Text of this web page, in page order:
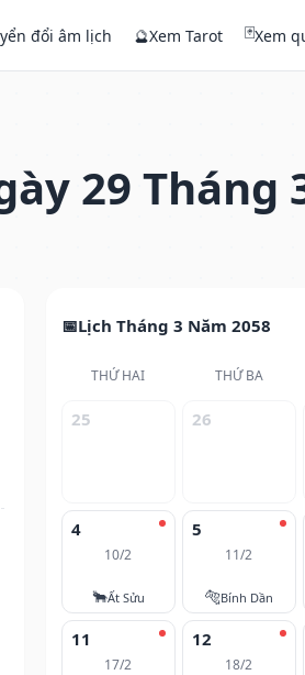
đổi âm lịch 🔮Xem Tarot 🃏Xem
29 Tháng
Lịch Tháng 3 Năm 2058
THỨ HAI THỨ BA
25 26
4
10/2
🐂Ất Sửu
5
11/2
🐅Bính Dần
11
17/2
12
18/2